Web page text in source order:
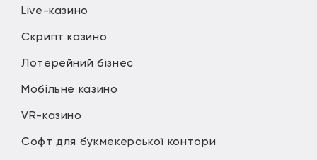
Live-казино
Скрипт казино
Лотерейний бізнес
Мобільне казино
VR-казино
Софт для букмекерської контори